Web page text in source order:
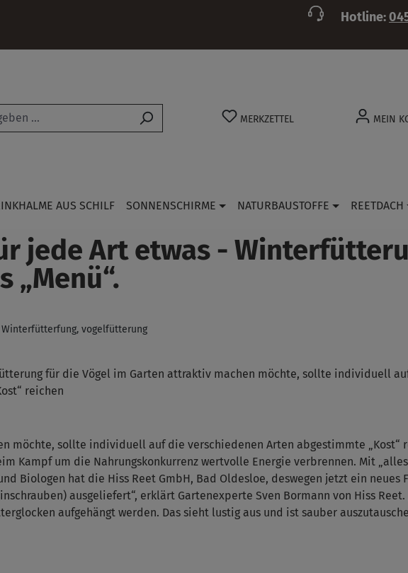
Hotline:
MERKZETTEL MEIN
AUS SCHILF SONNENSCHIRME NATURBAUSTOFFE REETDACH
jede Art etwas -
vogelfütterung
für die Vögel im Garten attraktiv machen möchte, sollte individuell
reichen
möchte, sollte individuell auf die verschiedenen Arten abgestimmte „Kost“
Kampf um die Nahrungskonkurrenz wertvolle Energie verbrennen. Mit
Biologen hat die Hiss Reet GmbH, Bad Oldesloe, deswegen jetzt ein neues
ausgeliefert“, erklärt Gartenexperte Sven Bormann von Hiss Reet.
aufgehängt werden. Das sieht lustig aus und ist sauber